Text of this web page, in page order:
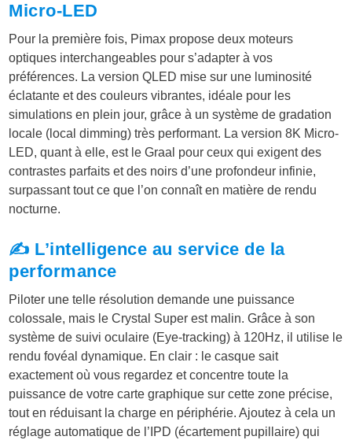
Micro-LED
Pour la première fois, Pimax propose deux moteurs
optiques interchangeables pour s’adapter à vos
préférences. La version QLED mise sur une luminosité
éclatante et des couleurs vibrantes, idéale pour les
simulations en plein jour, grâce à un système de gradation
locale (local dimming) très performant. La version 8K Micro-
LED, quant à elle, est le Graal pour ceux qui exigent des
contrastes parfaits et des noirs d’une profondeur infinie,
surpassant tout ce que l’on connaît en matière de rendu
nocturne.
✍️ L’intelligence au service de la
performance
Piloter une telle résolution demande une puissance
colossale, mais le Crystal Super est malin. Grâce à son
système de suivi oculaire (Eye-tracking) à 120Hz, il utilise le
rendu fovéal dynamique. En clair : le casque sait
exactement où vous regardez et concentre toute la
puissance de votre carte graphique sur cette zone précise,
tout en réduisant la charge en périphérie. Ajoutez à cela un
réglage automatique de l’IPD (écartement pupillaire) qui